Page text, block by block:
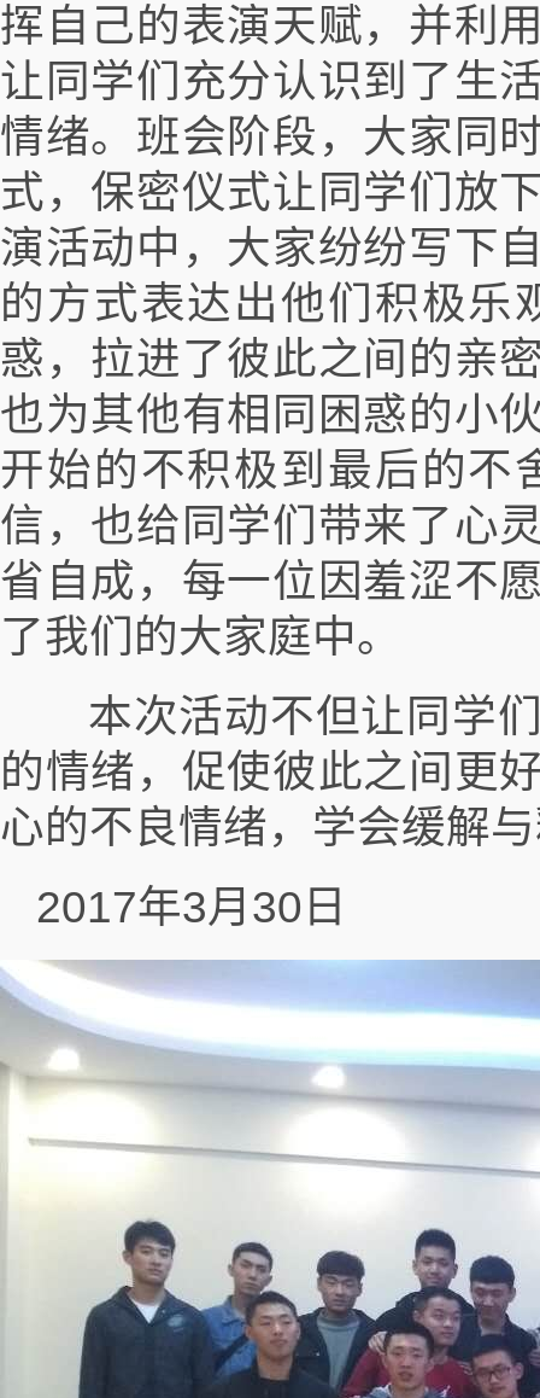
挥自己的表演天赋，并利
让同学们充分认识到了生
情绪。班会阶段，大家同
式，保密仪式让同学们放
演活动中，大家纷纷写下
的方式表达出他们积极乐
惑，拉进了彼此之间的亲
也为其他有相同困惑的小
开始的不积极到最后的不
信，也给同学们带来了心
省自成，每一位因羞涩不
了我们的大家庭中。
本次活动不但让同学
的情绪，促使彼此之间更
心的不良情绪，学会缓解
2017年3月30日